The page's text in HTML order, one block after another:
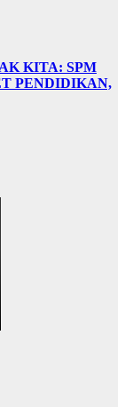
KITA: SPM
PENDIDIKAN,